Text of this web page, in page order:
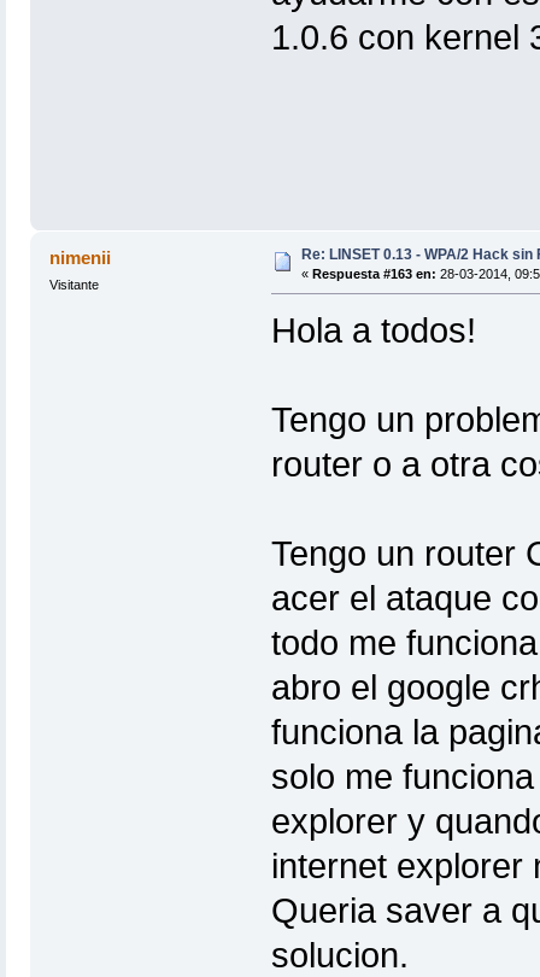
1.0.6 con kernel
nimenii
Visitante
Re: LINSET 0.13 - WPA/2 Hack
« Respuesta #163 en: 28-03-2014,
Hola a todos!
Tengo un
router o a otra
Tengo un router
acer el ataque
todo me
abro el google
funciona la
solo me
explorer y
internet explorer
Queria saver a
solucion.